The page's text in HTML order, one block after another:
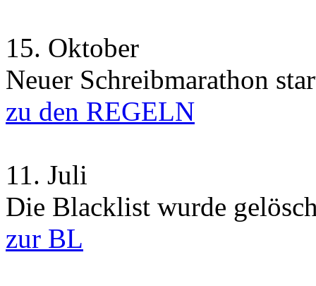
15. Oktober
Neuer Schreibmarathon
zu den REGELN
11. Juli
Die Blacklist wurde
zur BL